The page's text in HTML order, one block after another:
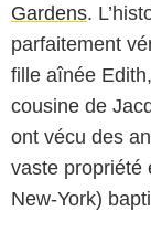
Gardens.
parfaitement
fille aînée
cousine de
ont vécu des
vaste propriété
New-York)